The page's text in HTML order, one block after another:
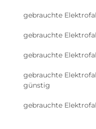
gebrauchte
gebrauchte
gebrauchte
gebrauchte
günstig
gebrauchte